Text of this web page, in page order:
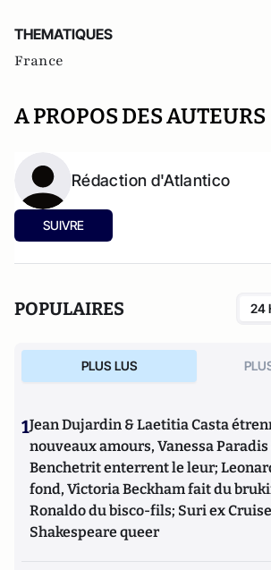
THEMATIQUES
France
A PROPOS DES AUTEURS
Rédaction d'Atlantico
SUIVRE
POPULAIRES 24
PLUS LUS
1Jean Dujardin & Laetitia Casta
nouveaux amours, Vanessa
Benchetrit enterrent le leur;
fond, Victoria Beckham fait du
Ronaldo du bisco-fils; Suri ex
Shakespeare queer